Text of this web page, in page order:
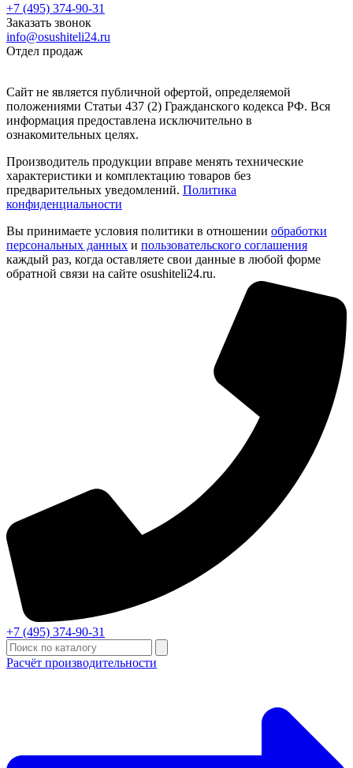
+7 (495) 374-90-31
Заказать звонок
info@osushiteli24.ru
Отдел продаж
Сайт не является публичной офертой, определяемой
положениями Статьи 437 (2) Гражданского кодекса РФ. Вся
информация предоставлена исключительно в
ознакомительных целях.
Производитель продукции вправе менять технические
характеристики и комплектацию товаров без
предварительных уведомлений. Политика
конфиденциальности
Вы принимаете условия политики в отношении обработки
персональных данных и пользовательского соглашения
каждый раз, когда оставляете свои данные в любой форме
обратной связи на сайте osushiteli24.ru.
+7 (495) 374-90-31
Расчёт производительности